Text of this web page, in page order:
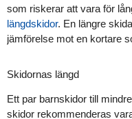
som riskerar att vara för
längdskidor. En längre
jämförelse mot en kortare
Skidornas längd
Ett par barnskidor till
skidor rekommenderas